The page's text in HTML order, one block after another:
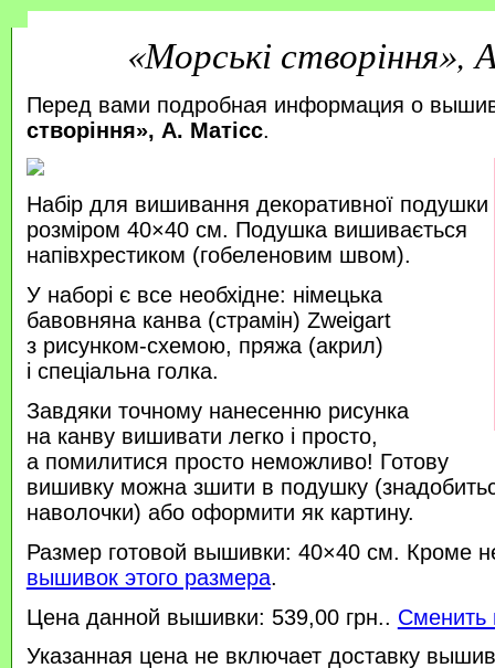
«Морські створіння»,
Перед вами подробная информация о
створіння», А. Матісс.
Набір для вишивання декоративної подушки
розміром 40×40 см. Подушка вишивається
напівхрестиком (гобеленовим швом).
У наборі є все необхідне: німецька
бавовняна канва (страмін) Zweigart
з рисунком-схемою, пряжа (акрил)
і спеціальна голка.
Завдяки точному нанесенню рисунка
на канву вишивати легко і просто,
а помилитися просто неможливо! Готову
вишивку можна зшити в подушку
наволочки) або оформити як картину.
Размер готовой вышивки: 40×40 см. Кроме
вышивок этого размера.
Цена данной вышивки: 539,00 грн.. Сменить
Указанная цена не включает доставку